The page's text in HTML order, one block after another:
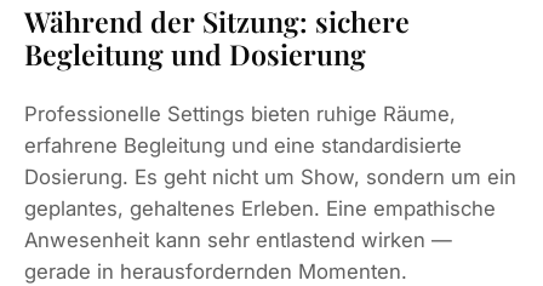
Während der Sitzung: sichere
Begleitung und Dosierung
Professionelle Settings bieten ruhige Räume,
erfahrene Begleitung und eine standardisierte
Dosierung. Es geht nicht um Show, sondern um ein
geplantes, gehaltenes Erleben. Eine empathische
Anwesenheit kann sehr entlastend wirken —
gerade in herausfordernden Momenten.